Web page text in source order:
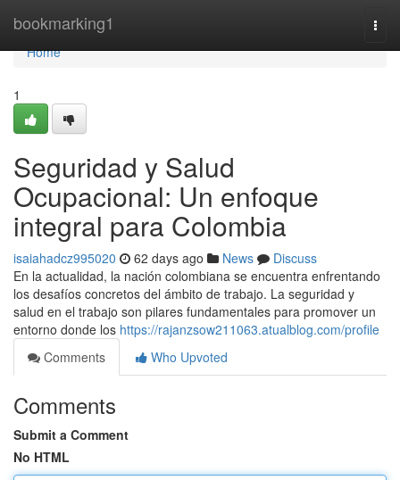
bookmarking1
Home
Home
1
Seguridad y Salud
Ocupacional: Un enfoque
integral para Colombia
isaiahadcz995020 62 days ago News
Discuss
En la actualidad, la nación colombiana se encuentra enfrentando
los desafíos concretos del ámbito de trabajo. La seguridad y
salud en el trabajo son pilares fundamentales para promover un
entorno donde los https://rajanzsow211063.atualblog.com/profile
Comments
Who Upvoted
Comments
Submit a Comment
No HTML